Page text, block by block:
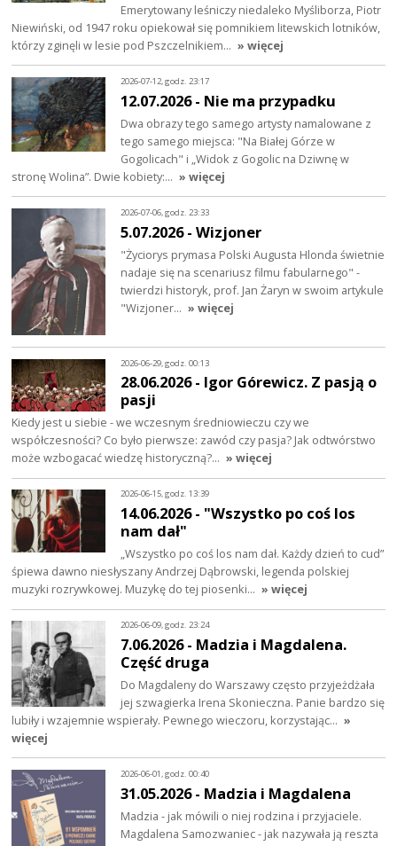
Emerytowany leśniczy niedaleko Myśliborza, Piotr
Niewiński, od 1947 roku opiekował się pomnikiem litewskich lotników,
którzy zginęli w lesie pod Pszczelnikiem… » więcej
2026-07-12, godz. 23:17
12.07.2026 - Nie ma przypadku
Dwa obrazy tego samego artysty namalowane z
tego samego miejsca: "Na Białej Górze w
Gogolicach" i „Widok z Gogolic na Dziwnę w
stronę Wolina”. Dwie kobiety:… » więcej
2026-07-06, godz. 23:33
5.07.2026 - Wizjoner
"Życiorys prymasa Polski Augusta Hlonda świetnie
nadaje się na scenariusz filmu fabularnego" -
twierdzi historyk, prof. Jan Żaryn w swoim artykule
"Wizjoner… » więcej
2026-06-29, godz. 00:13
28.06.2026 - Igor Górewicz. Z pasją o
pasji
Kiedy jest u siebie - we wczesnym średniowieczu czy we
współczesności? Co było pierwsze: zawód czy pasja? Jak odtwórstwo
może wzbogacać wiedzę historyczną?… » więcej
2026-06-15, godz. 13:39
14.06.2026 - "Wszystko po coś los
nam dał"
„Wszystko po coś los nam dał. Każdy dzień to cud”
śpiewa dawno niesłyszany Andrzej Dąbrowski, legenda polskiej
muzyki rozrywkowej. Muzykę do tej piosenki… » więcej
2026-06-09, godz. 23:24
7.06.2026 - Madzia i Magdalena.
Część druga
Do Magdaleny do Warszawy często przyjeżdżała
jej szwagierka Irena Skonieczna. Panie bardzo się
lubiły i wzajemnie wspierały. Pewnego wieczoru, korzystając… »
więcej
2026-06-01, godz. 00:40
31.05.2026 - Madzia i Magdalena
Madzia - jak mówili o niej rodzina i przyjaciele.
Magdalena Samozwaniec - jak nazywała ją reszta